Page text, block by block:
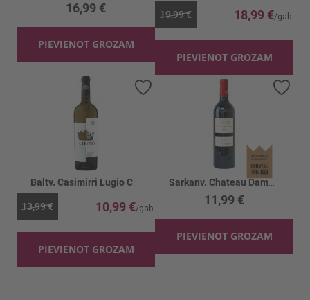
16,99 €
PIEVIENOT GROZAM
19,99 € 18,99 €
PIEVIENOT GROZAM
13,99 € 10,99 €
PIEVIENOT GROZAM
11,99 €
PIEVIENOT GROZAM